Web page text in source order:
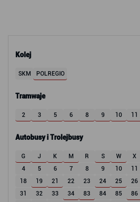
Kolej
SKM POLREGIO
Tramwaje
2 3 5 6 8 9 10 11
Autobusy i Trolejbusy
G J K M R S W X
4
5 6 7 8 9 10 11
18
19 21 22 23 24 25 26
31
32 33 34 83 84 85 86